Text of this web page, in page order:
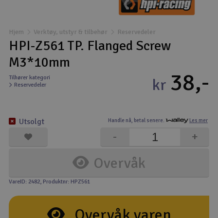
Droner
Droner for FPV
Fly
Helikopter
Kamerautstyr
Modellbygging, LEGO & byggesett
Modelljernbane
Motor & tilbehør
Hjem Verktøy, utstyr & tilbehør Reservedeler
HPI-Z561 TP. Flanged Screw
M3*10mm
Tilhører kategori
Reservedeler
Handle nå, betal senere. Les mer
kr 38,-
Overvåk
+
-
Utsolgt
VareID: 2482, Produktnr: HPZ561